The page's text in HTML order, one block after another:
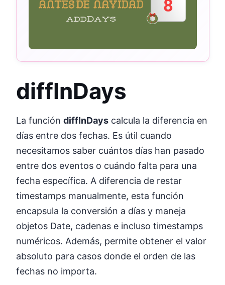
diffInDays
La función diffInDayscalcula la diferencia en
días entre dos fechas. Es útil cuando
necesitamos saber cuántos días han pasado
entre dos eventos o cuándo falta para una
fecha específica. A diferencia de restar
timestamps manualmente, esta función
encapsula la conversión a días y maneja
objetos Date, cadenas e incluso timestamps
numéricos. Además, permite obtener el valor
absoluto para casos donde el orden de las
fechas no importa.